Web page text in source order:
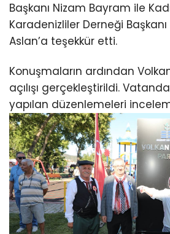
Başkanı Nizam Bayram ile
Karadenizliler Derneği
Aslan’a teşekkür etti.
Konuşmaların ardından Volkan
açılışı gerçekleştirildi.
yapılan düzenlemeleri